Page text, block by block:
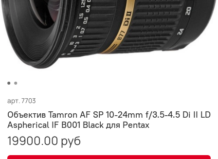
арт.7703
Объектив Tamron AF SP 10-24mm f/3.5-4.5 Di II LD
Aspherical IF B001 Black для Pentax
19900.00 руб